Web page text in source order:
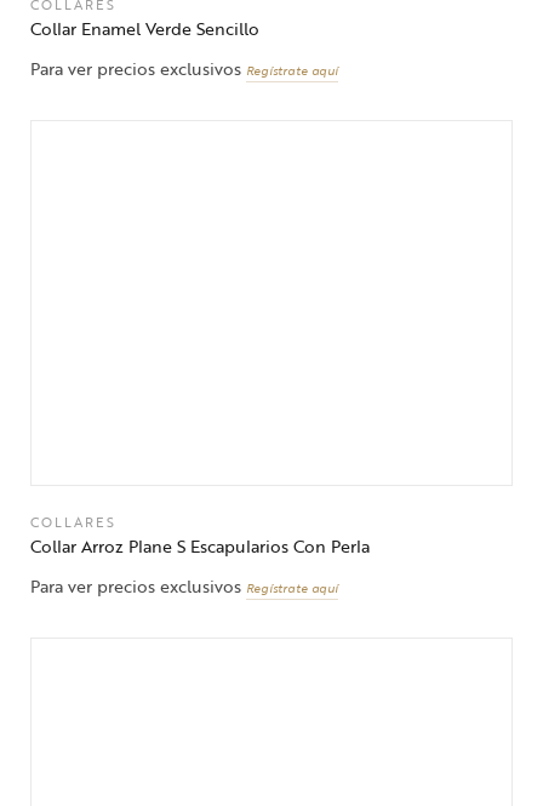
COLLARES
Collar Enamel Verde Sencillo
Para ver precios exclusivos Regístrate aquí
COLLARES
Collar Arroz Plane S Escapularios Con Perla
Para ver precios exclusivos Regístrate aquí